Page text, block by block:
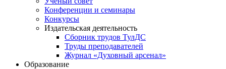
Конференции и семинары
Конкурсы
Издательская деятельность
Сборник трудов ТулДС
Труды преподавателей
Журнал «Духовный арсенал»
Образование